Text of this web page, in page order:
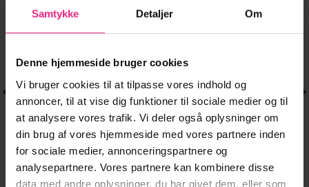
Samtykke Detaljer Om
Denne hjemmeside bruger cookies
Vi bruger cookies til at tilpasse vores indhold og
annoncer, til at vise dig funktioner til sociale medier og til
at analysere vores trafik. Vi deler også oplysninger om
din brug af vores hjemmeside med vores partnere inden
for sociale medier, annonceringspartnere og
analysepartnere. Vores partnere kan kombinere disse
data med andre oplysninger, du har givet dem, eller som
SHORTS
Dette SHORTS
Dette